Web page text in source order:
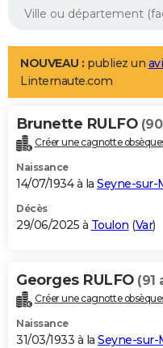
Aménagement intérieur
LIFESTYLE
Art de vivre
Bien-être
Loisirs
Mode
Modes de vie
Alimentation
Guide de la santé
Maladies
Médicaments
Sommeil
VOYAGE
Destinations
City break
Voyage nature
Voyage de noces
Forum
Climat
+PHOTO
GUIDES D'ACHAT
BONS PLANS
Carte de Noël
Carte Bonne année
Carte Saint-Valentin
Carte Pâques
Carte d'anniversaire
DICTIONNAIRE
Dictionnaire
Biographies
Citations
Expressions
Proverbes
PROGRAMME TV
NOUVEAU : publiez un
Linternaute.com
Brunette RULFO
Créer une cagnotte
Naissance
14/07/1934 à la Seyne-sur-
Décès
29/06/2025 à Toulon (Var)
Georges RULFO (91
Créer une cagnotte
Naissance
31/03/1933 à la Seyne-sur-